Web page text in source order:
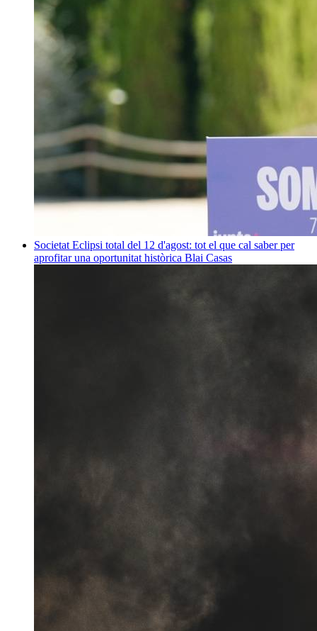
Societat Eclipsi total del 12 d'agost: tot el que cal saber per
aprofitar una oportunitat històrica Blai Casas